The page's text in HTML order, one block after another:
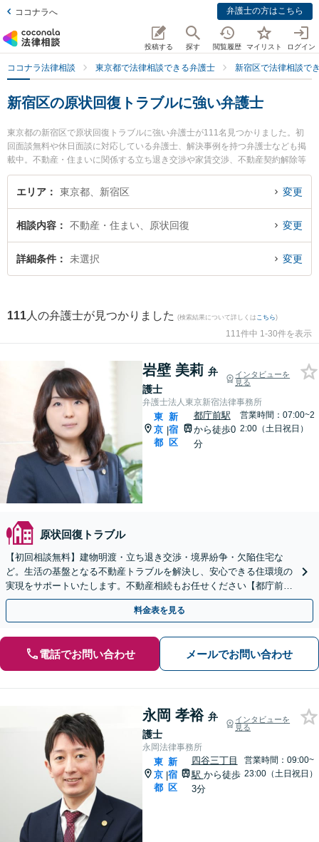
ココナラへ 弁護士の方はこちら
投稿する 探す 閲覧履歴 マイリスト ログイン
ココナラ法律相談 東京都で法律相談できる弁護士 新宿区で法律相談で
新宿区の原状回復トラブルに強い弁護士
東京都の新宿区で原状回復トラブルに強い弁護士が111名見つかりました。初
回面談無料や休日面談に対応している弁護士、解決事例を持つ弁護士なども掲
載中。不動産・住まいに関係する立ち退き交渉や家賃交渉、不動産契約解除等
の細かな分野での絞り込み検索もでき便利です。特に弁護士法人東京新宿法律
事務所の岩壁 美莉弁護士や永岡法律事務所の永岡 孝裕弁護士、武蔵総合法律事
すぐに弁護士に相談したい』『原状回復トラブルのトラブル解決の実績豊富な
近くの弁護士を検索したい』『初回相談無料で原状回復トラブルを法律相談で
きる新宿区内の弁護士に相談予約したい』などでお困りの相談者さんにおすす
エリア 東京都、新宿区 変更
相談内容 不動産・住まい、原状回復 変更
詳細条件 未選択 変更
111 人の弁護士が見つかりました (検索結果について詳しくは こちら)
111件中 1-30件を表示
岩壁 美莉 弁
護士
インタビューを
見る
弁護士法人東京新宿法律事務所
東
京
都
|
新
宿
区
都庁前駅
から徒歩0
分
営業時間：07:00~2
2:00（土日祝日）
原状回復トラブル
【初回相談無料】建物明渡・立ち退き交渉・境界紛争・欠陥住宅な
ど。生活の基盤となる不動産トラブルを解決し、安心できる住環境の
実現をサポートいたします。不動産相続もお任せください【都庁前駅
直結】【複数拠点あり】
料金表を見る
電話でお問い合わせ メールでお問い合わせ
永岡 孝裕 弁
護士
インタビューを
見る
永岡法律事務所
東
京
都
|
新
宿
区
四谷三丁目
駅 から徒歩
3分
営業時間：09:00~
23:00（土日祝日）